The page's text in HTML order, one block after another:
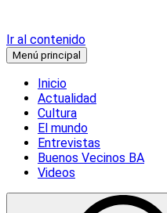
Ir al contenido
Menú principal
Inicio
Actualidad
Cultura
El mundo
Entrevistas
Buenos Vecinos BA
Videos